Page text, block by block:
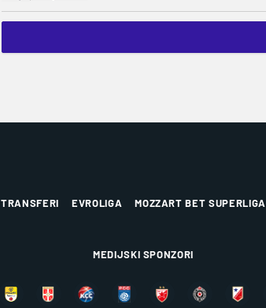
TRANSFERI EVROLIGA MOZZART BET SUPERLIGA
MEDIJSKI SPONZORI